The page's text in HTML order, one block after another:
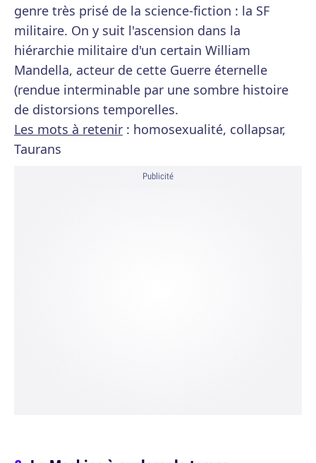
genre très prisé de la science-fiction : la SF
militaire. On y suit l'ascension dans la
hiérarchie militaire d'un certain William
Mandella, acteur de cette Guerre éternelle
(rendue interminable par une sombre histoire
de distorsions temporelles.
Les mots à retenir : homosexualité, collapsar,
Taurans
Publicité